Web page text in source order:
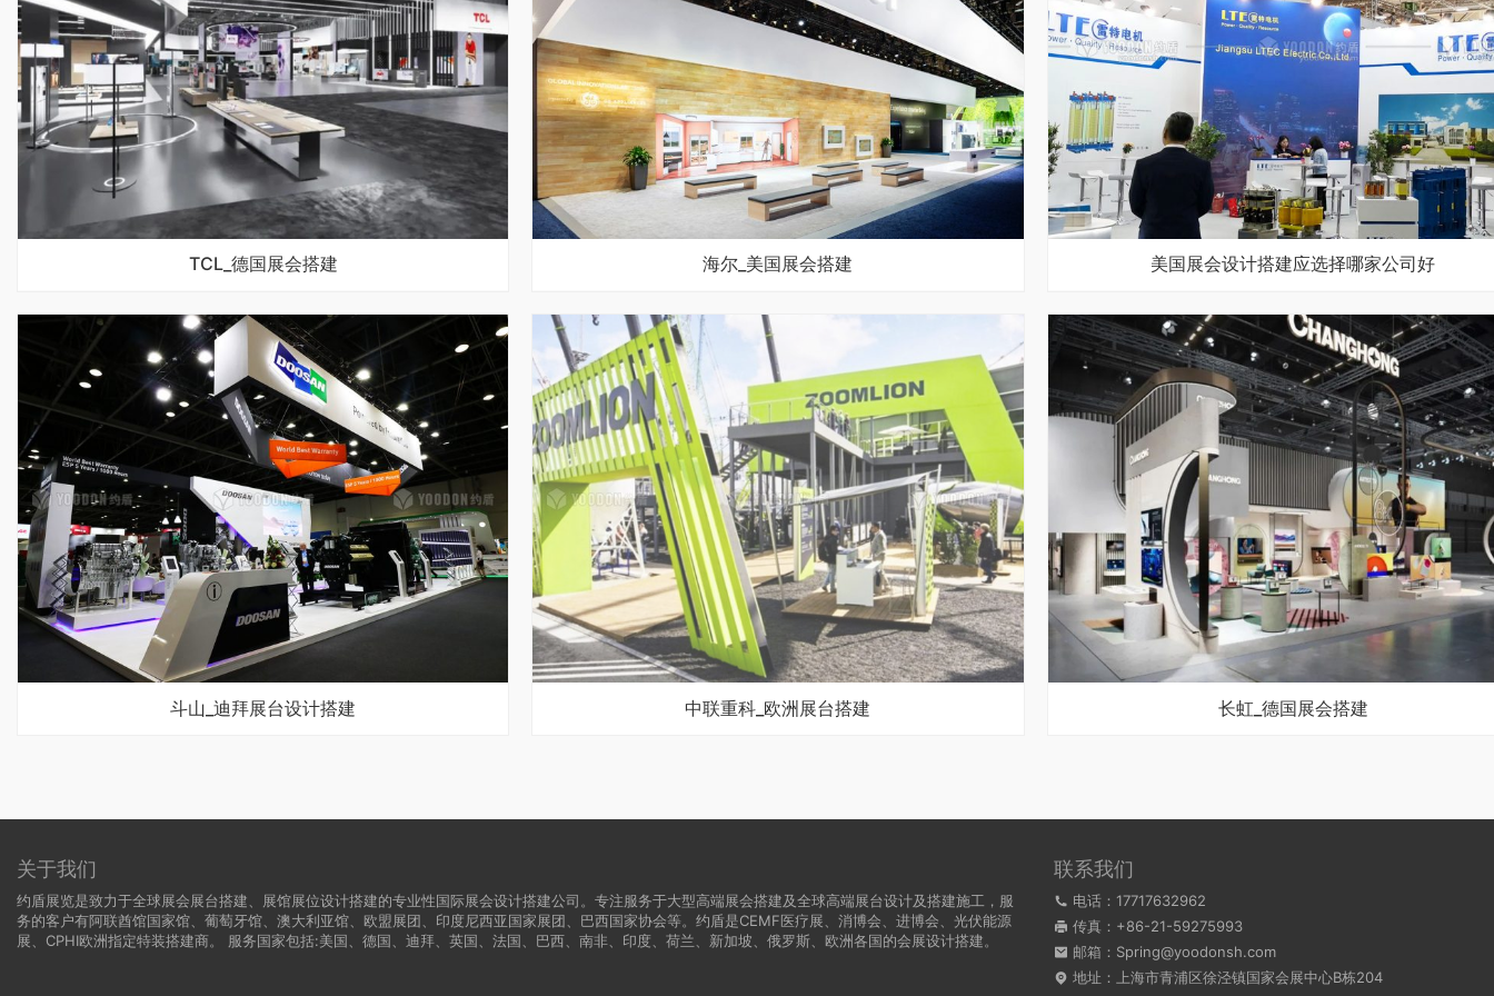
TCL_德国展会搭建 海尔_美国展会搭建 美国展会设计搭建应选择哪家公司好
斗山_迪拜展台设计搭建 中联重科_欧洲展台搭建 长虹_德国展会搭建
关于我们
约盾展览是致力于全球展会展台搭建、展馆展位设计搭建的专业性国际展会设计搭建公司。专注服务于大型高端展会搭建及全球高端展台设计及搭建施工，服
务的客户有阿联酋馆国家馆、葡萄牙馆、澳大利亚馆、欧盟展团、印度尼西亚国家展团、巴西国家协会等。约盾是CEMF医疗展、消博会、进博会、光伏能源
展、CPHI欧洲指定特装搭建商。 服务国家包括:美国、 德国、迪拜、英国、法国、巴西、南非、印度、荷兰、新加坡、俄罗斯、欧洲各国的会展设计搭建。
联系我们
电话：17717632962
传真：+86-21-59275993
邮箱：Spring@yoodonsh.com
地址：上海市青浦区徐泾镇国家会展中心B栋204